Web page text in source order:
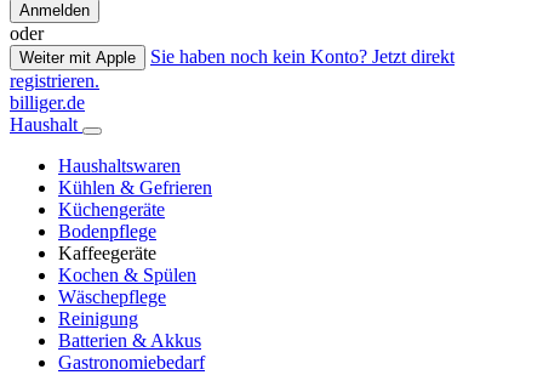
Anmelden
oder
Weiter mit Apple
Sie haben noch kein Konto? Jetzt direkt
registrieren.
billiger.de
Haushalt
Haushaltswaren
Kühlen & Gefrieren
Küchengeräte
Bodenpflege
Kaffeegeräte
Kochen & Spülen
Wäschepflege
Reinigung
Batterien & Akkus
Gastronomiebedarf